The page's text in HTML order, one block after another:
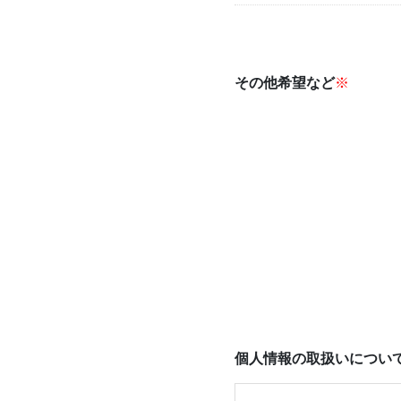
その他希望など※
個人情報の取扱いについ